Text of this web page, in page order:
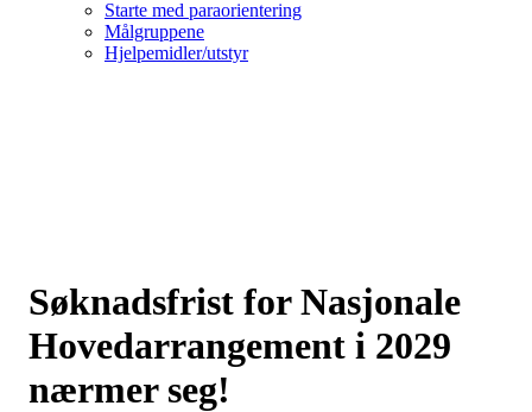
Starte med paraorientering
Målgruppene
Hjelpemidler/utstyr
Søknadsfrist for Nasjonale
Hovedarrangement i 2029
nærmer seg!